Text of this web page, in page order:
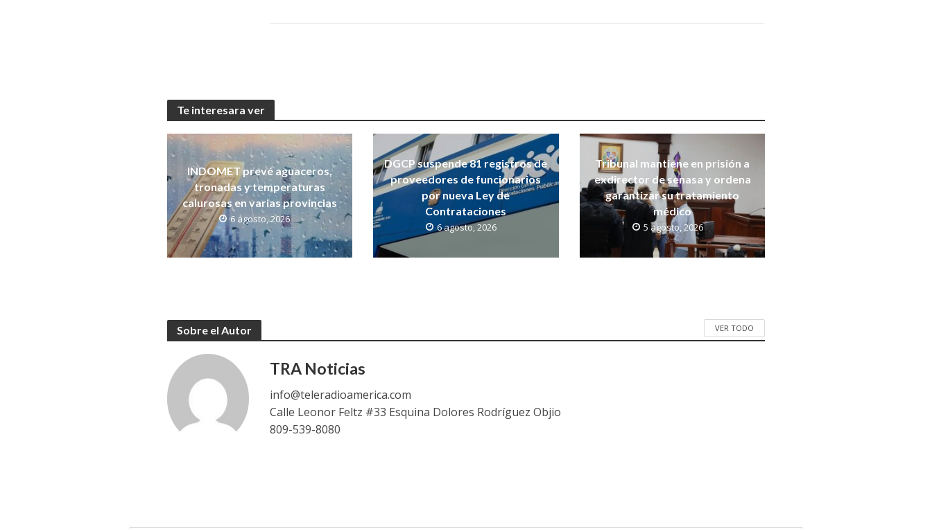
Te interesara ver
INDOMET prevé aguaceros,
tronadas y temperaturas
calurosas en varias provincias
6 agosto, 2026
DGCP suspende 81 registros de
proveedores de funcionarios
por nueva Ley de
Contrataciones
6 agosto, 2026
Tribunal mantiene en prisión a
exdirector de senasa y ordena
garantizar su tratamiento
médico
5 agosto, 2026
Sobre el Autor VER TODO
TRA Noticias
info@teleradioamerica.com
Calle Leonor Feltz #33 Esquina Dolores Rodríguez Objio
809-539-8080